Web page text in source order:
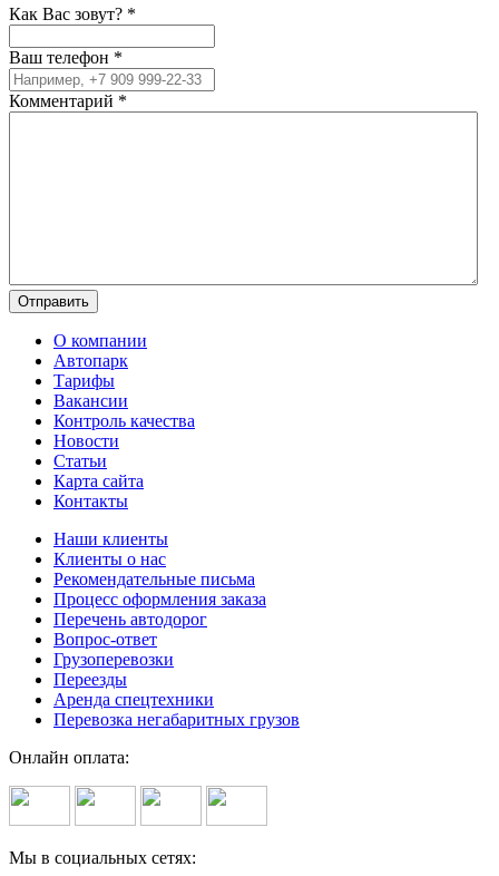
Как Вас зовут? *
Ваш телефон *
Комментарий *
О компании
Автопарк
Тарифы
Вакансии
Контроль качества
Новости
Статьи
Карта сайта
Контакты
Наши клиенты
Клиенты о нас
Рекомендательные письма
Процесс оформления заказа
Перечень автодорог
Вопрос-ответ
Грузоперевозки
Переезды
Аренда спецтехники
Перевозка негабаритных грузов
Онлайн оплата:
Мы в социальных сетях: